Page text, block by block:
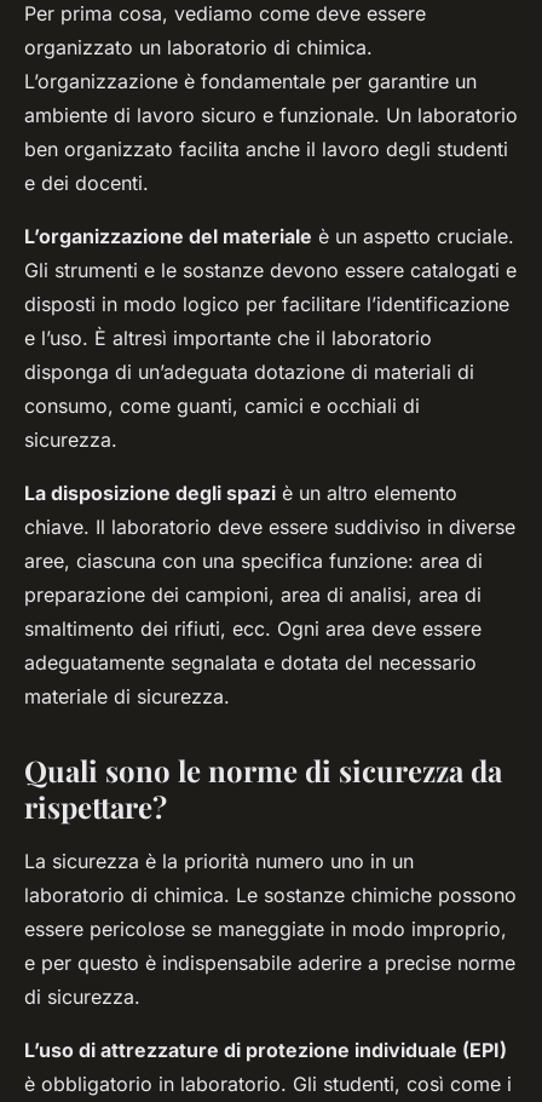
Per prima cosa, vediamo come deve essere
organizzato un laboratorio di chimica.
L’organizzazione è fondamentale per garantire un
ambiente di lavoro sicuro e funzionale. Un laboratorio
ben organizzato facilita anche il lavoro degli studenti
e dei docenti.
L’organizzazione del materiale è un aspetto cruciale.
Gli strumenti e le sostanze devono essere catalogati e
disposti in modo logico per facilitare l’identificazione
e l’uso. È altresì importante che il laboratorio
disponga di un’adeguata dotazione di materiali di
consumo, come guanti, camici e occhiali di
sicurezza.
La disposizione degli spazi è un altro elemento
chiave. Il laboratorio deve essere suddiviso in diverse
aree, ciascuna con una specifica funzione: area di
preparazione dei campioni, area di analisi, area di
smaltimento dei rifiuti, ecc. Ogni area deve essere
adeguatamente segnalata e dotata del necessario
materiale di sicurezza.
Quali sono le norme di sicurezza da
rispettare?
La sicurezza è la priorità numero uno in un
laboratorio di chimica. Le sostanze chimiche possono
essere pericolose se maneggiate in modo improprio,
e per questo è indispensabile aderire a precise norme
di sicurezza.
L’uso di attrezzature di protezione individuale (EPI)
è obbligatorio in laboratorio. Gli studenti, così come i